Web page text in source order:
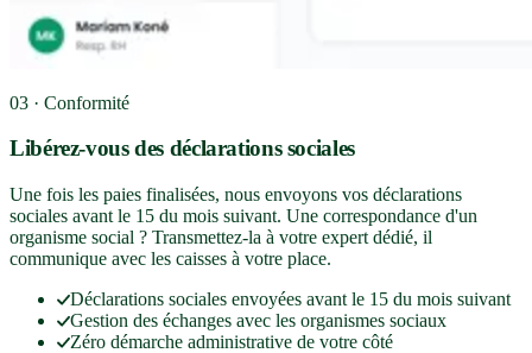
03 · Conformité
Libérez-vous des déclarations sociales
Une fois les paies finalisées, nous envoyons vos déclarations
sociales avant le 15 du mois suivant. Une correspondance d'un
organisme social ? Transmettez-la à votre expert dédié, il
communique avec les caisses à votre place.
Déclarations sociales envoyées avant le 15 du mois suivant
Gestion des échanges avec les organismes sociaux
Zéro démarche administrative de votre côté